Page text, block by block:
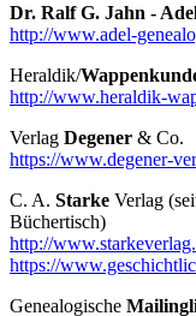
Dr. Ralf G. Jahn -
http://www.adel-
Heraldik/
http://www.heraldik-
Verlag Degener & Co.
https://www.degener-
C. A. Starke Verlag
Büchertisch)
http://
https://
Genealogische